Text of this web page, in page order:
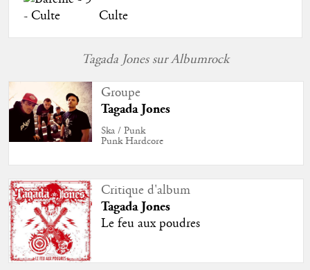
Culte
Tagada Jones sur Albumrock
Groupe
Tagada Jones
Ska / Punk
Punk Hardcore
Critique d'album
Tagada Jones
Le feu aux poudres